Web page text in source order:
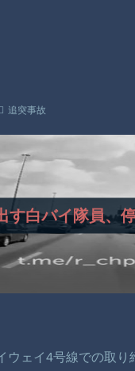
追突事故
す白バイ隊員、
ウェイ4号線での取